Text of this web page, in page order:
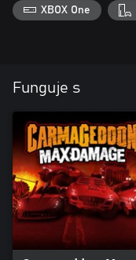
XBOX One
Funguje s